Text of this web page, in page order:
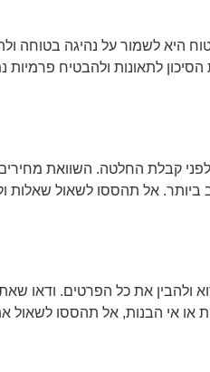
היא לשמור על נהיגה בטוחה
לתאונות ולהבטיח פרמיות
קבלת החלטה. השוואת מחירים
אל תהססו לשאול שאלות
ולהבין את כל הפרטים. ודאו
אי הבנות, אל תהססו לשאול